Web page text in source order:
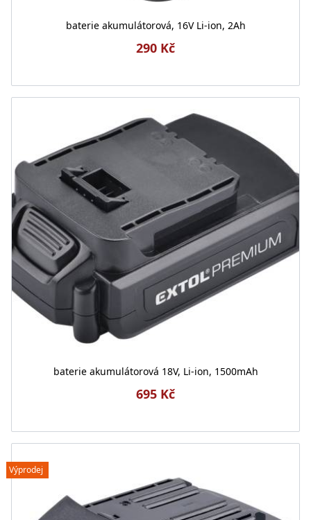
baterie akumulátorová, 16V Li-ion, 2Ah
290 Kč
baterie akumulátorová 18V, Li-ion, 1500mAh
695 Kč
Výprodej